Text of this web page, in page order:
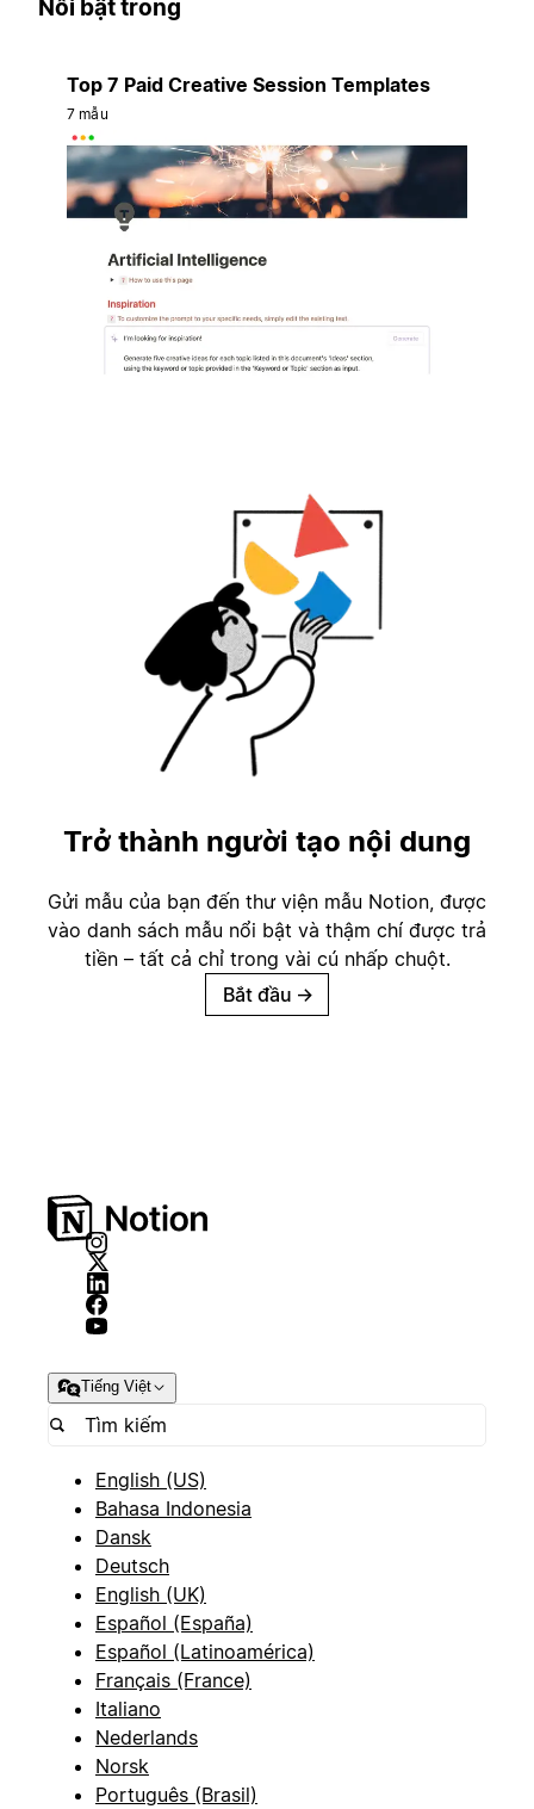
Nổi bật trong
Top 7 Paid Creative Session Templates
7 mẫu
Trở thành người tạo nội dung
Gửi mẫu của bạn đến thư viện mẫu Notion, được
vào danh sách mẫu nổi bật và thậm chí được trả
tiền – tất cả chỉ trong vài cú nhấp chuột.
Bắt đầu →
Tiếng Việt
English (US)
Bahasa Indonesia
Dansk
Deutsch
English (UK)
Español (España)
Español (Latinoamérica)
Français (France)
Italiano
Nederlands
Norsk
Português (Brasil)